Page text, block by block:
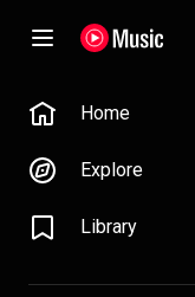
Home
Explore
Library